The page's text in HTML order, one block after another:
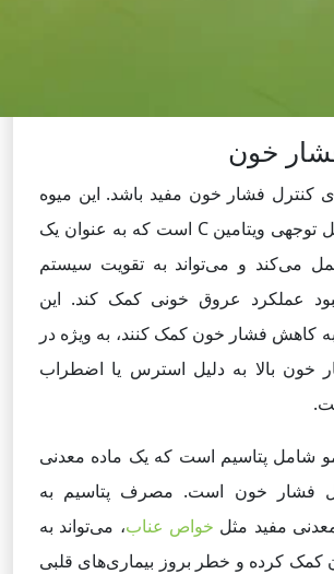
خون
کنترل فشار خون مفید باشد. این میوه
حاوی مقادیر قابل توجهی ویتامین C است که به عنوان یک
می‌کند و می‌تواند به تقویت سیستم
عملکرد عروق خونی کمک کند. این
کاهش فشار خون کمک کنند، به ویژه در
خون بالا به دلیل استرس یا اضطراب
شامل پتاسیم است که یک ماده معدنی
فشار خون است. مصرف پتاسیم به
مفید مثل خواص عناب، می‌تواند به
کمک کرده و خطر بروز بیماری‌های قلبی